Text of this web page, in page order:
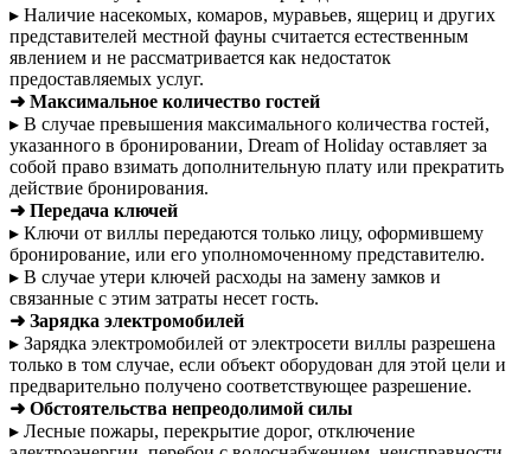
▸ Наличие насекомых, комаров, муравьев, ящериц и других
представителей местной фауны считается естественным
явлением и не рассматривается как недостаток
предоставляемых услуг.
➜ Максимальное количество гостей
▸ В случае превышения максимального количества гостей,
указанного в бронировании, Dream of Holiday оставляет за
собой право взимать дополнительную плату или прекратить
действие бронирования.
➜ Передача ключей
▸ Ключи от виллы передаются только лицу, оформившему
бронирование, или его уполномоченному представителю.
▸ В случае утери ключей расходы на замену замков и
связанные с этим затраты несет гость.
➜ Зарядка электромобилей
▸ Зарядка электромобилей от электросети виллы разрешена
только в том случае, если объект оборудован для этой цели и
предварительно получено соответствующее разрешение.
➜ Обстоятельства непреодолимой силы
▸ Лесные пожары, перекрытие дорог, отключение